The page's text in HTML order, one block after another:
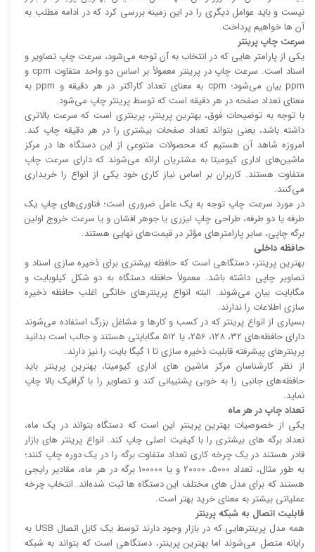
نیست و باید عوامل دیگری را در این زمینه بررسی کرد که در ادامه مطلب به
آن ها خواهیم پرداخت.
سرعت چاپ پرینتر
یکی از پارامتر هایی که در انتخاب به آن توجه می‌شود، سرعت چاپ تصاویر و
اسناد است. سرعت چاپ در پرینتر معمولاً بر اساس دو واحد متفاوت cpm و
ppm بیان می‌شود؛ cpm به معنای تعداد کاراکتر در هر دقیقه و ppm به
معنای تعداد صفحه در هر دقیقه است که توسط پرینتر چاپ می‌شود.
با توجه به توضیحات فوق، بهترین پرینتر، پرینتری است که سرعت بالا‌‌تری
داشته باشد، یعنی بتواند تعداد صفحات بیشتری را در هر دقیقه چاپ کند.
امروزه شاهد آن هستیم که محصولات متنوعی از این دستگاه ها در مرکز
ماشین‌های اداری کیومیتا به مشتریان ارائه می‌شوند که دارای سرعت چاپ
متفاوت هستند. کاربران بر اساس نیاز کاری خود یکی از انواع را خریداری
می‌کنند.
در مورد سرعت چاپ توجه به یک عامل ضروری است؛ فناوری‌های چاپ یک
طرفه یا دو طرفه، طراحی چاپ لیزری یا جوهر افشان و یا سرعت خروج اولین
برگه چاپی، سایر پارامتر‌های مؤثر در قیمت‌های نهایی هستند.
حافظه داخلی
بهترین پرینتر، دستگاهی است که حافظه بیشتری برای ذخیره سازی اسناد و
تصاویر چاپی داشته باشد. معمولاً حافظه دستگاه به دو شکل کیلوبایت و
مگابایت بیان می‌شوند. البته انواع پرینتر‌های خانگی اغلب حافظه ذخیره
سازی اطلاعات را ندارند.
بسیاری از انواع پرینتر که در کسب و کار‌ها و مشاغل بزرگ استفاده می‌شوند
دارای حافظه‌های 32، 128، 256، یا 512 مگابایتی هستند و جالب است بدانید
پرینتر‌های پیشرفته قابلیت ذخیره سازی تا 1 گیگا بایت را نیز دارند.
از نظر کارشناسان مرکز ماشین های اداری کیومیتا، بهترین پرینتر باید
حافظه‌های جانبی را به خوبی پشتیبانی کند و تصاویر را با گرافیک بالا چاپ
نماید.
تعداد چاپ در هر ماه
یکی از خصوصیات بهترین پرینتر این است که دستگاه بتواند در یک ماه،
تعداد برگه های بیشتری را با کیفیت اصلی چاپ کند. انواع پرینتر های بازار
قادر هستند در یک چرخه کاری تعداد متفاوت برگه را در یک دوره چاپ کنند؛
به طور مثال، تعداد 5000، 20000 و یا 100000 برگه در هر ماه، مقادیر رایجی
هستند که برای مدل های مختلف این دستگاه ها ثبت شده‌اند. انتخاب چرخه
عملیاتی بیشتر به معنای خرید بهتر است.
قابلیت اتصال به شبکه پرینتر
همه مدل پرینتر‌هایی که در بازار وجود دارند توسط یک کابل اتصال USB به
رایانه متصل می‌شوند اما بهترین پرینتر، دستگاهی است که بتواند به شبکه